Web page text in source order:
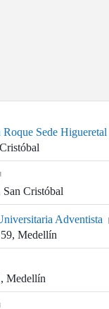
Sede Higueretal
San Cristóbal
Adventista
Medellín
Medellín